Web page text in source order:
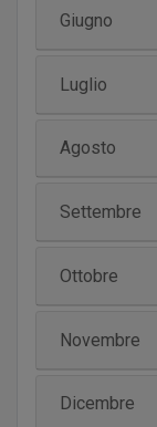
Giugno
Luglio
Agosto
Settembre
Ottobre
Novembre
Dicembre